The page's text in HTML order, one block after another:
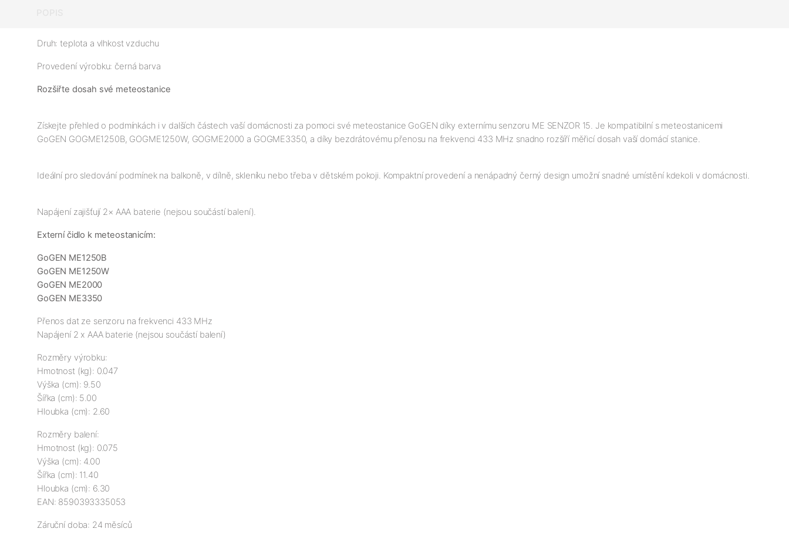
Druh: teplota a vlhkost vzduchu
Provedení výrobku: černá barva
Rozšiřte dosah své meteostanice
Získejte přehled o podmínkách i v dalších částech vaší domácnosti za pomoci své meteostanice GoGEN díky externímu senzoru ME SENZOR 15. Je kompatibilní s meteostanicemi
GoGEN GOGME1250B, GOGME1250W, GOGME2000 a GOGME3350, a díky bezdrátovému přenosu na frekvenci 433 MHz snadno rozšíří měřicí dosah vaší domácí stanice.
Ideální pro sledování podmínek na balkoně, v dílně, skleníku nebo třeba v dětském pokoji. Kompaktní provedení a nenápadný černý design umožní snadné umístění kdekoli v domácnosti.
Externí čidlo k meteostanicím:
GoGEN ME1250B
GoGEN ME1250W
GoGEN ME2000
GoGEN ME3350
Přenos dat ze senzoru na frekvenci 433 MHz
Rozměry výrobku:
Hmotnost (kg): 0.047
Výška (cm): 9.50
Šířka (cm): 5.00
Hloubka (cm): 2.60
Rozměry balení:
Hmotnost (kg): 0.075
Výška (cm): 4.00
Šířka (cm): 11.40
Hloubka (cm): 6.30
EAN: 8590393335053
Záruční doba: 24 měsíců